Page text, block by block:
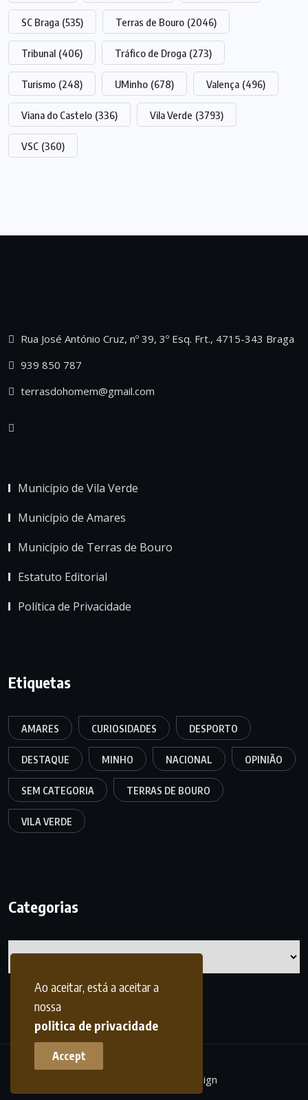
Ao aceitar, está a aceitar a
nossa
politica de privacidade
Accept
SC Braga (535) Terras de Bouro (2046)
Tribunal (406) Tráfico de Droga (273)
Turismo (248) UMinho (678) Valença (496)
Viana do Castelo (336) Vila Verde (3793)
VSC (360)
Rua José António Cruz, nº 39, 3º Esq. Frt., 4715-343 Braga
939 850 787
terrasdohomem@gmail.com
Município de Vila Verde
Município de Amares
Município de Terras de Bouro
Estatuto Editorial
Política de Privacidade
Etiquetas
AMARES CURIOSIDADES DESPORTO
DESTAQUE MINHO NACIONAL OPINIÃO
SEM CATEGORIA TERRAS DE BOURO
VILA VERDE
Categorias
frdesign